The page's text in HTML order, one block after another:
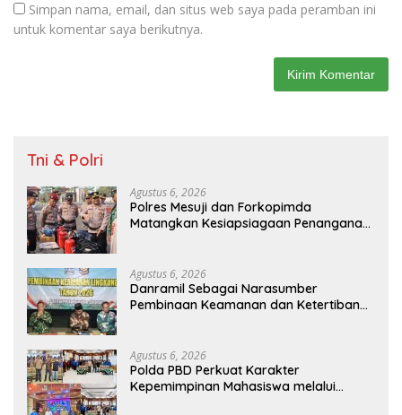
Simpan nama, email, dan situs web saya pada peramban ini
untuk komentar saya berikutnya.
Tni & Polri
Agustus 6, 2026
Polres Mesuji dan Forkopimda
Matangkan Kesiapsiagaan Penanganan
Agustus 6, 2026
Danramil Sebagai Narasumber
Pembinaan Keamanan dan Ketertiban
Agustus 6, 2026
Polda PBD Perkuat Karakter
Kepemimpinan Mahasiswa melalui